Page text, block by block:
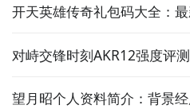
开天英雄传奇礼包码大全：
对峙交锋时刻AKR12强度评
望月昭个人资料简介：背景